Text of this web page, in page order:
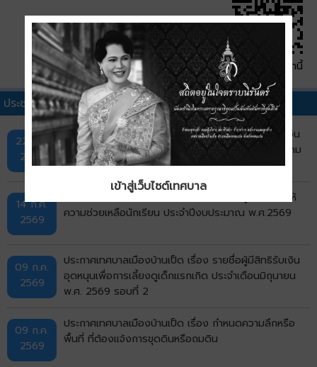
QR Code หน้านี้
ประชาสัมพันธ์เทศบาลอื่นๆ
22 ก.ค.
2569
ประกาศเทศบาลเมืองบ้านเป็ด เรื่อง รายชื่อผู้มีสิทธิรับเงิน
อุดหนุนเพื่อการเลี้ยงดูเด็กแรกเกิด ประจำเดือนกรกฎาคม
พ.ศ. 2569 รอบที่ 1
14 ก.ค.
2569
ประกาศเทศบาลเมืองบ้านเป็ด เรื่อง รายชื่อผู้ได้รับการให้
ความช่วยเหลือนักเรียน ประจำปีงบประมาณ พ.ศ.2569
09 ก.ค.
2569
ประกาศเทศบาลเมืองบ้านเป็ด เรื่อง รายชื่อผู้มีสิทธิรับเงิน
อุดหนุนเพื่อการเลี้ยงดูเด็กแรกเกิด ประจำเดือนมิถุนายน
พ.ศ. 2569 รอบที่ 2
09 ก.ค.
2569
ประกาศเทศบาลเมืองบ้านเป็ด เรื่อง กำหนดความลึกหรือ
พื้นที่ ที่ต้องแจ้งการขุดดินหรือถมดิน
เข้าสู่เว็บไซต์เทศบาล